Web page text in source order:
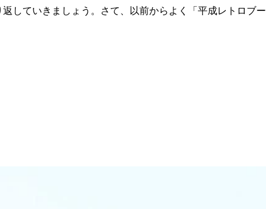
していきましょう。さて、以前からよく「平成レトロブー